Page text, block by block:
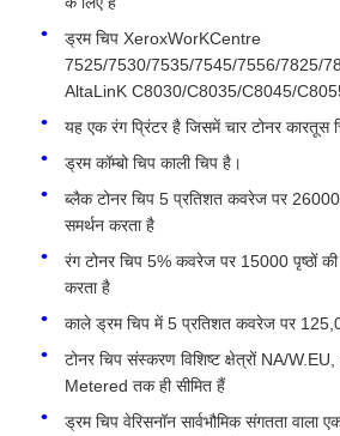
उत्पाद
हमारे बारे में
ड्रम चिप XeroxWorKCentre
7525/7530/7535/7545/7556/7825/
AltaLinK C8030/C8035/C8045/
यह एक रंग प्रिंटर है जिसमें चार टोनर कारतूस
ड्रम कॉम्बो चिप काली चिप है।
ब्लैक टोनर चिप 5 प्रतिशत कवरेज पर 26000
समर्थन करता है
रंग टोनर चिप 5% कवरेज पर 15000 पृष्ठों
करता है
काले ड्रम चिप में 5 प्रतिशत कवरेज पर
टोनर चिप संस्करण विशिष्ट क्षेत्रों NA/
Metered तक ही सीमित हैं
ड्रम चिप वेरिसनॉन सार्वभौमिक संगतता वाला